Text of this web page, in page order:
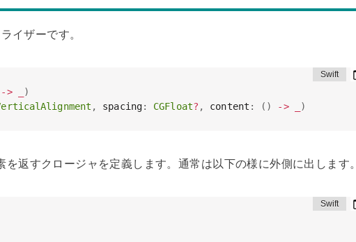
イザーです。
->
)
, spacing: CGFloat? , content : ( ) -> )
を返すクロージャを定義します。通常は以下の様に外側に出します。